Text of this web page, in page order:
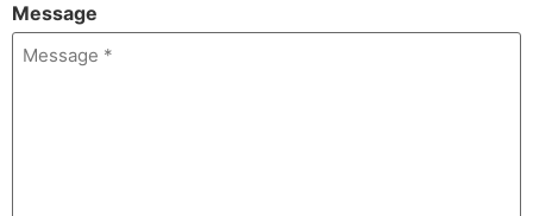
Message